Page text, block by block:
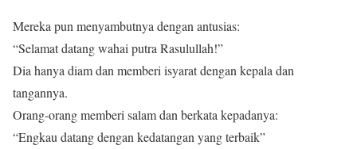
Mereka pun menyambutnya dengan antusias:
“Selamat datang wahai putra Rasulullah!”
Dia hanya diam dan memberi isyarat dengan kepala dan
tangannya.
Orang-orang memberi salam dan berkata kepadanya:
“Engkau datang dengan kedatangan yang terbaik”